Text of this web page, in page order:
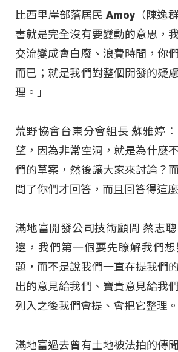
比西里岸部落居民 Amoy（陳逸
書就是完全沒有要變動的意思，
交流變成會白廢、浪費時間，你
而已；就是我們對整個開發的疑
理。」
荒野協會台東分會組長 蘇雅婷
望，因為非常空洞，就是為什麼
們的草案，然後讓大家來討論？
問了你們才回答，而且回答得這麼
滿地富開發公司技術顧問 蔡志
邊，我們第一個要先瞭解我們
題，而不是說我們一直在提我們
出的意見給我們、寶貴意見給我
列入之後我們會提、會把它整理。
滿地富過去曾有土地被法拍的傳